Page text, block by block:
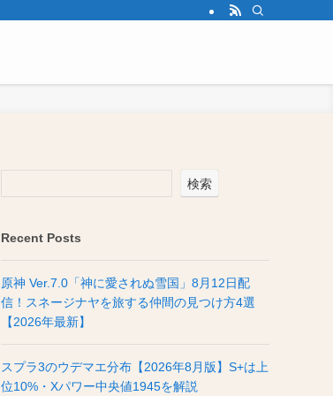
検索
Recent Posts
原神 Ver.7.0「神に愛されぬ雪国」8月12日配
信！スネージナヤを旅する仲間の見つけ方4選
【2026年最新】
スプラ3のウデマエ分布【2026年8月版】S+は上
位10%・Xパワー中央値1945を解説